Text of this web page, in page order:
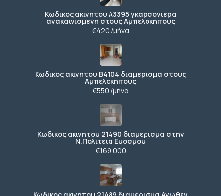
Κωδικος ακινητου Α3395 γκαρσονιερα
ανακαινισμενη στους Αμπελοκηπους
€420 /μήνα
Κωδικος ακινητου Β4104 διαμερισμα στους
Αμπελοκηπους
€550 /μήνα
Κωδικος ακινητου 21490 διαμερισμα στην
Ν.Πολιτεια Ευοσμου
€169.000